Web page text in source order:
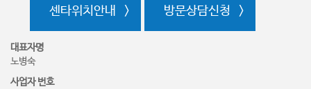
대표자명
노병숙
사업자 번호
센타위치안내 방문상담신청